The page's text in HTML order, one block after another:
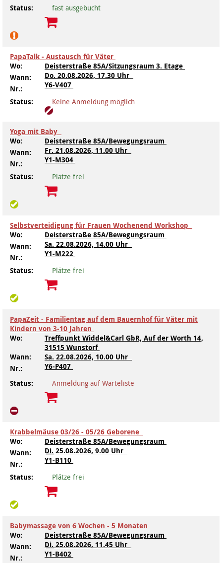
Status:
fast ausgebucht
PapaTalk - Austausch für Väter
Wo:
Deisterstraße 85A/Sitzungsraum 3. Etage
Wann:
Do. 20.08.2026, 17.30 Uhr
Nr.:
Y6-V407
Status:
Keine Anmeldung möglich
Yoga mit Baby
Wo:
Deisterstraße 85A/Bewegungsraum
Wann:
Fr. 21.08.2026, 11.00 Uhr
Nr.:
Y1-M304
Status:
Plätze frei
Selbstverteidigung für Frauen Wochenend Workshop
Wo:
Deisterstraße 85A/Bewegungsraum
Wann:
Sa. 22.08.2026, 14.00 Uhr
Nr.:
Y1-M222
Status:
Plätze frei
PapaZeit - Familientag auf dem Bauernhof für Väter mit
Kindern von 3-10 Jahren
Wo:
Treffpunkt Widdel&Carl GbR, Auf der Worth 14,
31515 Wunstorf
Wann:
Sa. 22.08.2026, 10.00 Uhr
Nr.:
Y6-P407
Status:
Anmeldung auf Warteliste
Krabbelmäuse 03/26 - 05/26 Geborene
Wo:
Deisterstraße 85A/Bewegungsraum
Wann:
Di. 25.08.2026, 9.00 Uhr
Nr.:
Y1-B110
Status:
Plätze frei
Babymassage von 6 Wochen - 5 Monaten
Wo:
Deisterstraße 85A/Bewegungsraum
Wann:
Di. 25.08.2026, 11.45 Uhr
Nr.:
Y1-B402